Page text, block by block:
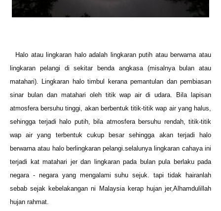
Halo atau lingkaran halo adalah lingkaran putih atau berwarna atau
lingkaran pelangi di sekitar benda angkasa (misalnya bulan atau
matahari). Lingkaran halo timbul kerana pemantulan dan pembiasan
sinar bulan dan matahari oleh titik wap air di udara. Bila lapisan
atmosfera bersuhu tinggi, akan berbentuk titik-titik wap air yang halus,
sehingga terjadi halo putih, bila atmosfera bersuhu rendah, titik-titik
wap air yang terbentuk cukup besar sehingga akan terjadi halo
berwarna atau halo berlingkaran pelangi.selalunya lingkaran cahaya ini
terjadi kat matahari jer dan lingkaran pada bulan pula berlaku pada
negara - negara yang mengalami suhu sejuk. tapi tidak hairanlah
sebab sejak kebelakangan ni Malaysia kerap hujan jer,Alhamdulillah
hujan rahmat.